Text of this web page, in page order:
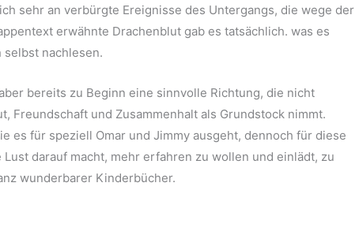
sehr an verbürgte Ereignisse des Untergangs, die wege der
erwähnte Drachenblut gab es tatsächlich. was es
selbst nachlesen.
bereits zu Beginn eine sinnvolle Richtung, die nicht
Freundschaft und Zusammenhalt als Grundstock nimmt.
es für speziell Omar und Jimmy ausgeht, dennoch für diese
darauf macht, mehr erfahren zu wollen und einlädt, zu
wunderbarer Kinderbücher.